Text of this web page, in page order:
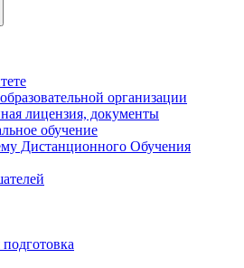
организации
лицензия, документы
обучение
Дистанционного Обучения